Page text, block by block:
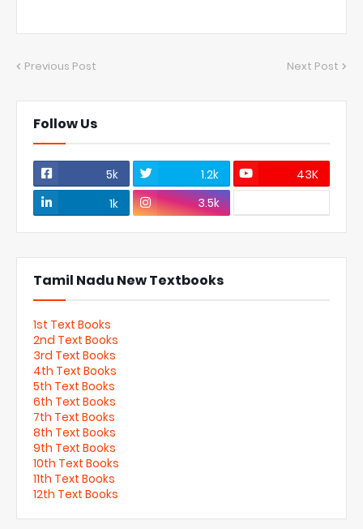
Previous Post Next Post
Follow Us
5k 1.2k
43K
1k
3.5k
Tamil Nadu New Textbooks
1st Text Books
2nd Text Books
3rd Text Books
4th Text Books
5th Text Books
6th Text Books
7th Text Books
8th Text Books
9th Text Books
10th Text Books
11th Text Books
12th Text Books